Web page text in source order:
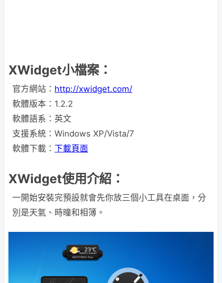
XWidget小檔案：
官方網站： http://xwidget.com/
軟體版本：1.2.2
軟體語系：英文
支援系統：Windows XP/Vista/7
軟體下載： 下載頁面
XWidget使用介紹：
一開始安裝完預設就會先你放三個小工具在桌面，分
別是天氣、時曈和相簿。